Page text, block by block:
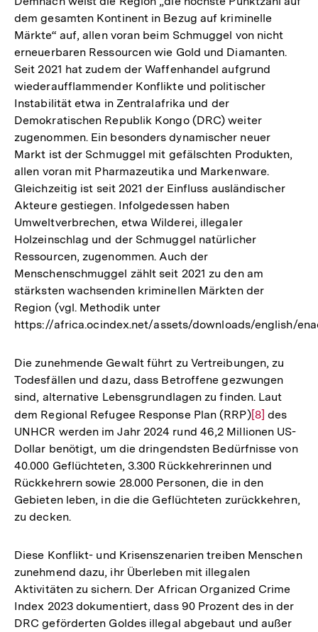
dem gesamten Kontinent in Bezug auf kriminelle
Märkte“ auf, allen voran beim Schmuggel von nicht
erneuerbaren Ressourcen wie Gold und Diamanten.
Seit 2021 hat zudem der Waffenhandel aufgrund
wiederaufflammender Konflikte und politischer
Instabilität etwa in Zentralafrika und der
Demokratischen Republik Kongo (DRC) weiter
zugenommen. Ein besonders dynamischer neuer
Markt ist der Schmuggel mit gefälschten Produkten,
allen voran mit Pharmazeutika und Markenware.
Gleichzeitig ist seit 2021 der Einfluss ausländischer
Akteure gestiegen. Infolgedessen haben
Umweltverbrechen, etwa Wilderei, illegaler
Holzeinschlag und der Schmuggel natürlicher
Ressourcen, zugenommen. Auch der
Menschenschmuggel zählt seit 2021 zu den am
stärksten wachsenden kriminellen Märkten der
Region (vgl. Methodik unter
https://africa.ocindex.net/assets/downloads/english/
Die zunehmende Gewalt führt zu Vertreibungen, zu
Todesfällen und dazu, dass Betroffene gezwungen
sind, alternative Lebensgrundlagen zu finden. Laut
dem Regional Refugee Response Plan (RRP)Zur
Auflösung
der
Fußnote
[8] des
UNHCR werden im Jahr 2024 rund 46,2 Millionen US-
Dollar benötigt, um die dringendsten Bedürfnisse von
40.000 Geflüchteten, 3.300 Rückkehrerinnen und
Rückkehrern sowie 28.000 Personen, die in den
Gebieten leben, in die die Geflüchteten zurückkehren,
zu decken.
Diese Konflikt- und Krisenszenarien treiben Menschen
zunehmend dazu, ihr Überleben mit illegalen
Aktivitäten zu sichern. Der African Organized Crime
Index 2023 dokumentiert, dass 90 Prozent des in der
DRC geförderten Goldes illegal abgebaut und außer